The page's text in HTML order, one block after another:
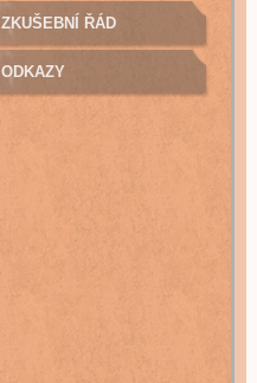
ODDÍLEM JUDO
ZKUŠEBNÍ ŘÁD
ODKAZY